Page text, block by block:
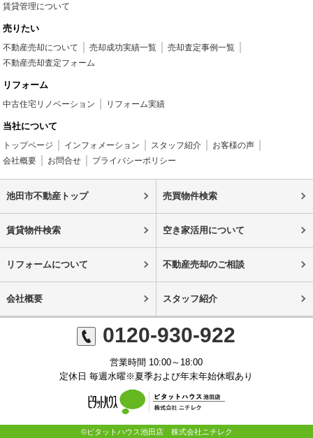
賃貸管理について
売りたい
不動産売却について 売却成功実績一覧
売却査定事例一覧
不動産売却査定フォーム
リフォーム
中古住宅リノベーション リフォーム実績
当社について
トップページ インフォメーション スタッフ紹介
お客様の声
会社概要
お問合せ プライバシーポリシー
池田市不動産トップ 売買物件検索
賃貸物件検索 空き家活用について
リフォームについて 不動産売却のご相談
会社概要 スタッフ紹介
0120-930-922
営業時間 10:00～18:00
定休日 毎週水曜※夏季および年末年始休暇あり
©ピタットハウス池田店 株式会社ニチレク